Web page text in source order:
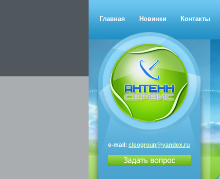
Главная Новинки Контакты
e-mail: cleogroup@yandex.ru